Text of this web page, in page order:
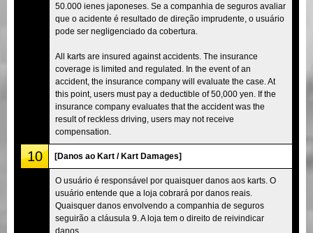
50.000 ienes japoneses. Se a companhia de seguros avaliar
que o acidente é resultado de direção imprudente, o usuário
pode ser negligenciado da cobertura.
All karts are insured against accidents. The insurance
coverage is limited and regulated. In the event of an
accident, the insurance company will evaluate the case. At
this point, users must pay a deductible of 50,000 yen. If the
insurance company evaluates that the accident was the
result of reckless driving, users may not receive
compensation.
10 [Danos ao Kart / Kart Damages]
O usuário é responsável por quaisquer danos aos karts. O
usuário entende que a loja cobrará por danos reais.
Quaisquer danos envolvendo a companhia de seguros
seguirão a cláusula 9. A loja tem o direito de reivindicar
danos.